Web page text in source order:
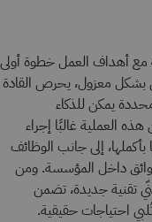
مع أهداف العمل خطوة أولى
بشكل معزول، يحرص القادة
يمكن للذكاء
العملية غالبًا إجراء
إلى جانب الوظائف
داخل المؤسسة. ومن
تقنية جديدة، تضمن
احتياجات حقيقية.